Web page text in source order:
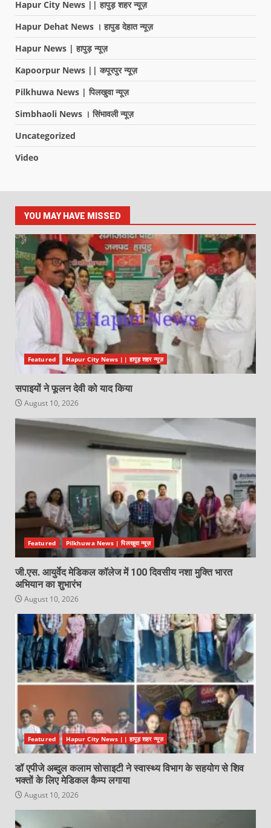
Hapur City News || हापुड़ शहर न्यूज़
Hapur Dehat News । हापुड देहात न्यूज़
Hapur News | हापुड़ न्यूज़
Kapoorpur News || कपूरपुर न्यूज़
Pilkhuwa News | पिलखुवा न्यूज़
Simbhaoli News । सिंभावली न्यूज़
Uncategorized
Video
YOU MAY HAVE MISSED
Featured Hapur City News || हापुड़ शहर न्यूज़
सपाइयों ने फूलन देवी को याद किया
August 10, 2026
Featured Pilkhuwa News | पिलखुवा न्यूज़
जी.एस. आयुर्वेद मेडिकल कॉलेज में 100 दिवसीय नशा मुक्ति भारत
अभियान का शुभारंभ
August 10, 2026
Featured Hapur City News || हापुड़ शहर न्यूज़
डॉ एपीजे अब्दुल कलाम सोसाइटी ने स्वास्थ्य विभाग के सहयोग से शिव
भक्तों के लिए मेडिकल कैम्प लगाया
August 10, 2026